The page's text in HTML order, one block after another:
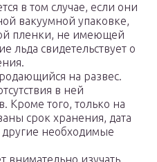
в том случае, если они
вакуумной упаковке,
пленки, не имеющей
льда свидетельствует о
на развес.
в ней
Кроме того, только на
срок хранения, дата
необходимые
внимательно изучать